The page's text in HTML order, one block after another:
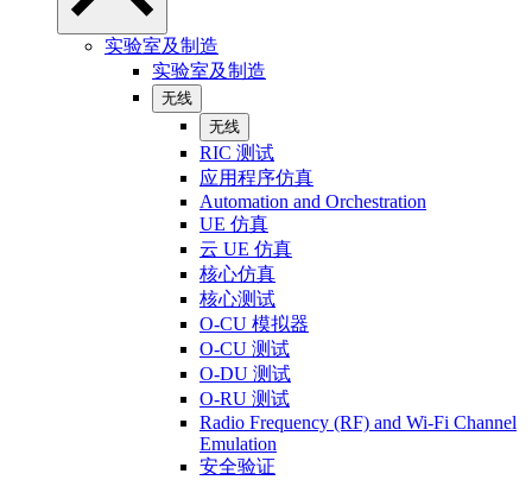
实验室及制造
实验室及制造
无线
无线
RIC 测试
应用程序仿真
Automation and Orchestration
UE 仿真
云 UE 仿真
核心仿真
核心测试
O-CU 模拟器
O-CU 测试
O-DU 测试
O-RU 测试
Radio Frequency (RF) and Wi-Fi Channel
Emulation
安全验证